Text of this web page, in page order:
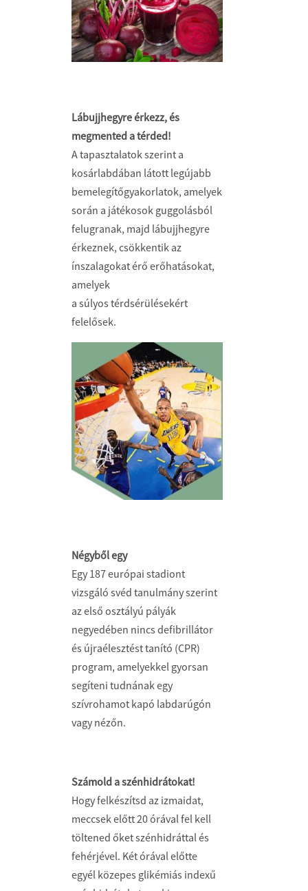
Lábujjhegyre érkezz, és
megmented a térded!
A tapasztalatok szerint a
kosárlabdában látott legújabb
bemelegítőgyakorlatok, amelyek
során a játékosok guggolásból
felugranak, majd lábujjhegyre
érkeznek, csökkentik az
ínszalagokat érő erőhatásokat,
amelyek
a súlyos térdsérülésekért
felelősek.
Négyből egy
Egy 187 európai stadiont
vizsgáló svéd tanulmány szerint
az első osztályú pályák
negyedében nincs defibrillátor
és újraélesztést tanító (CPR)
program, amelyekkel gyorsan
segíteni tudnának egy
szívrohamot kapó labdarúgón
vagy nézőn.
Számold a szénhidrátokat!
Hogy felkészítsd az izmaidat,
meccsek előtt 20 órával fel kell
töltened őket szénhidráttal és
fehérjével. Két órával előtte
egyél közepes gliké­miás indexű